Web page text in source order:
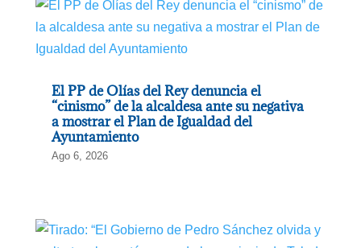
El PP de Olías del Rey denuncia el
“cinismo” de la alcaldesa ante su negativa
a mostrar el Plan de Igualdad del
Ayuntamiento
Ago 6, 2026